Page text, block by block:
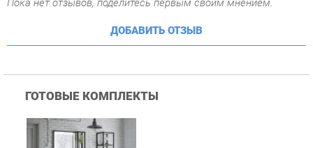
Комплект мебели для
ванной Corozo Corozo
Айова 60 Белый